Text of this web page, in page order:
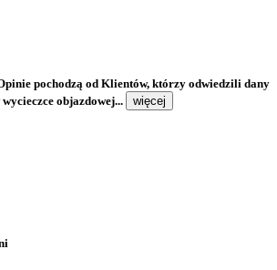
pochodzą od Klientów, którzy odwiedzili dany
objazdowej...
więcej